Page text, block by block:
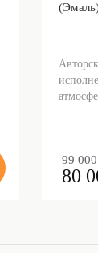
99
80